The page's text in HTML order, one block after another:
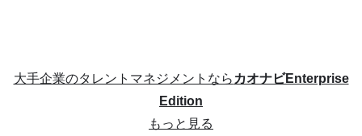
大手企業のタレントマネジメントならカオナビEnterprise
Edition
もっと見る